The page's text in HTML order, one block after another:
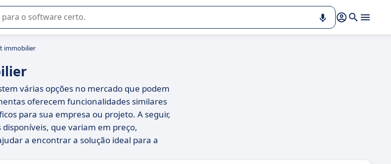
SaaS para sua empresa.
immobilier
várias opções no mercado que podem
oferecem funcionalidades similares
para sua empresa ou projeto. A seguir,
que variam em preço,
a encontrar a solução ideal para a